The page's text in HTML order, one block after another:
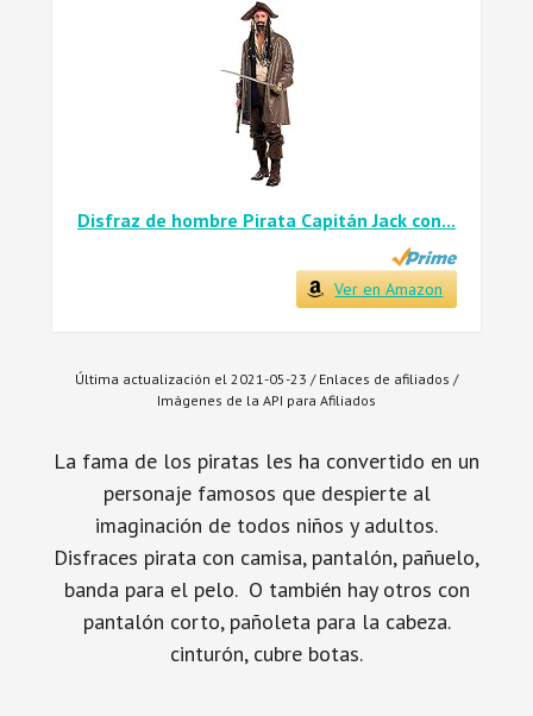
Disfraz de hombre Pirata Capitán Jack con...
Ver en Amazon
Última actualización el 2021-05-23 / Enlaces de afiliados /
Imágenes de la API para Afiliados
La fama de los piratas les ha convertido en un
personaje famosos que despierte al
imaginación de todos niños y adultos.
Disfraces pirata con camisa, pantalón, pañuelo,
banda para el pelo. O también hay otros con
pantalón corto, pañoleta para la cabeza.
cinturón, cubre botas.